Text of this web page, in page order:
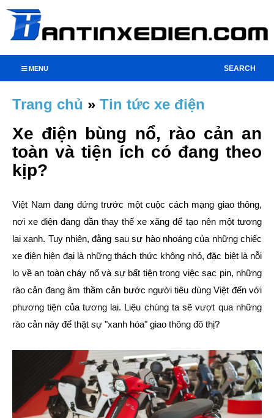
SEARCH
MENU
Trang chủ » Tin tức xe điện
Xe điện bùng nổ, rào cản an
toàn và tiện ích có đang theo
kịp?
Việt Nam đang đứng trước một cuộc cách mạng giao thông,
nơi xe điện đang dần thay thế xe xăng để tạo nên một tương
lai xanh. Tuy nhiên, đằng sau sự hào nhoáng của những chiếc
xe điện hiện đại là những thách thức không nhỏ, đặc biệt là nỗi
lo về an toàn cháy nổ và sự bất tiện trong việc sạc pin, những
rào cản đang âm thầm cản bước người tiêu dùng Việt đến với
phương tiện của tương lai. Liệu chúng ta sẽ vượt qua những
rào cản này để thật sự "xanh hóa" giao thông đô thị?